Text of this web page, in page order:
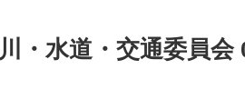
・水道・交通委員会